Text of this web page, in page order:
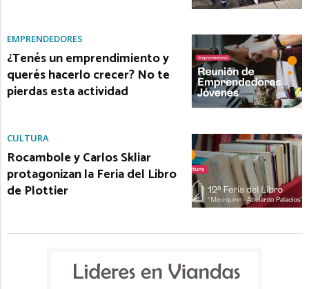
EMPRENDEDORES
¿Tenés un emprendimiento y
querés hacerlo crecer? No te
pierdas esta actividad
CULTURA
Rocambole y Carlos Skliar
protagonizan la Feria del Libro
de Plottier